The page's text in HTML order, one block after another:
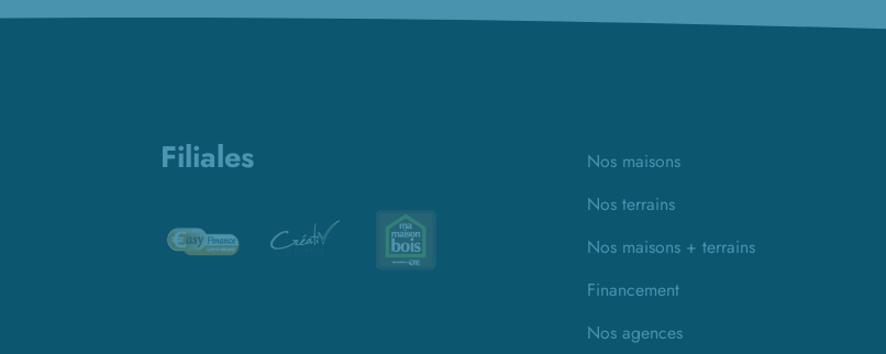
Filiales
Nos maisons
Nos terrains
Nos maisons + terrains
Financement
Nos agences